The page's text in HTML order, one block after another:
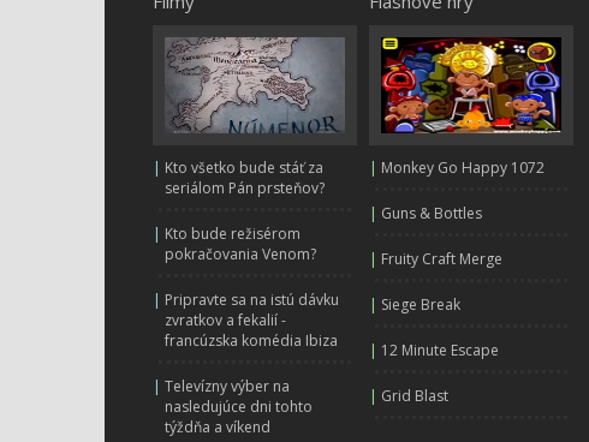
| Kto všetko bude stáť za
seriálom Pán prsteňov?
| Kto bude režisérom
pokračovania Venom?
| Pripravte sa na istú dávku
zvratkov a fekalií -
francúzska komédia Ibiza
| Televízny výber na
nasledujúce dni tohto
týždňa a víkend
| Monkey Go Happy 1072
| Guns & Bottles
| Fruity Craft Merge
| Siege Break
| 12 Minute Escape
| Grid Blast